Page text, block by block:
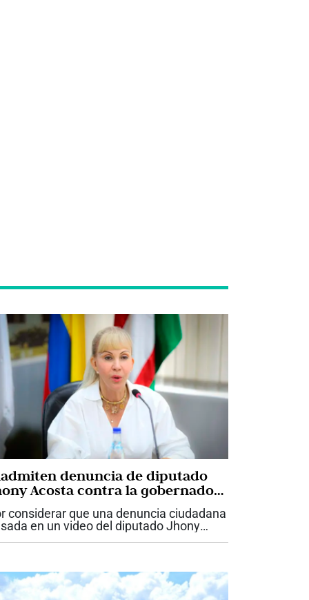
denuncia de diputado
Acosta contra la gobernadora
Francisca Toro
considerar que una denuncia ciudadana
en un video del diputado Jhony